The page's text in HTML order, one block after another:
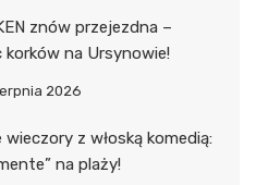
znów przejezdna –
korków na Ursynowie!
2026
wieczory z włoską komedią:
na plaży!